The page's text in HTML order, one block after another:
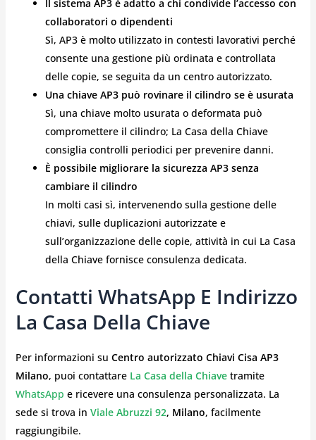
Il sistema AP3 è adatto a chi condivide l’accesso con
collaboratori o dipendenti
Sì, AP3 è molto utilizzato in contesti lavorativi perché
consente una gestione più ordinata e controllata
delle copie, se seguita da un centro autorizzato.
Una chiave AP3 può rovinare il cilindro se è usurata
Sì, una chiave molto usurata o deformata può
compromettere il cilindro; La Casa della Chiave
consiglia controlli periodici per prevenire danni.
È possibile migliorare la sicurezza AP3 senza
cambiare il cilindro
In molti casi sì, intervenendo sulla gestione delle
chiavi, sulle duplicazioni autorizzate e
sull’organizzazione delle copie, attività in cui La Casa
della Chiave fornisce consulenza dedicata.
Contatti WhatsApp E Indirizzo
La Casa Della Chiave
Per informazioni su Centro autorizzato Chiavi Cisa AP3
Milano, puoi contattare La Casa della Chiavetramite
WhatsApp e ricevere una consulenza personalizzata. La
sede si trova in Viale Abruzzi 92, Milano, facilmente
raggiungibile.